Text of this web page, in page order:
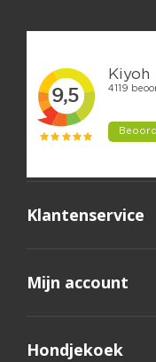
Klantenservice
Mijn account
Hondjekoek